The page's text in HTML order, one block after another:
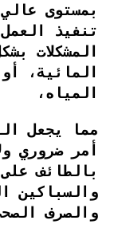
بمستوى
تنفيذ
المشكلات
المائية،
المياه،
مما يجعل
أمر ضروري
بالطائف
والسباكين
والصرف